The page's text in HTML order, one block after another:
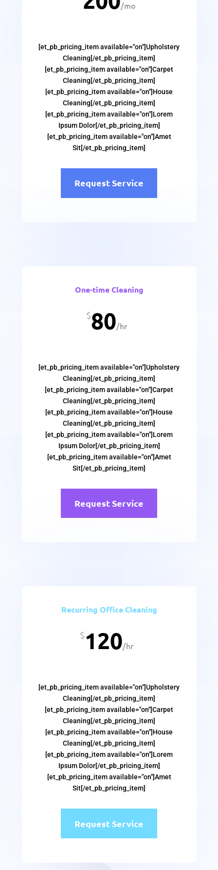
/mo
[et_pb_pricing_item available="on"]Upholstery
Cleaning[/et_pb_pricing_item]
[et_pb_pricing_item available="on"]Carpet
Cleaning[/et_pb_pricing_item]
[et_pb_pricing_item available="on"]House
Cleaning[/et_pb_pricing_item]
[et_pb_pricing_item available="on"]Lorem
Ipsum Dolor[/et_pb_pricing_item]
[et_pb_pricing_item available="on"]Amet
Sit[/et_pb_pricing_item]
Request Service
One-time Cleaning
$80/hr
[et_pb_pricing_item available="on"]Upholstery
Cleaning[/et_pb_pricing_item]
[et_pb_pricing_item available="on"]Carpet
Cleaning[/et_pb_pricing_item]
[et_pb_pricing_item available="on"]House
Cleaning[/et_pb_pricing_item]
[et_pb_pricing_item available="on"]Lorem
Ipsum Dolor[/et_pb_pricing_item]
[et_pb_pricing_item available="on"]Amet
Sit[/et_pb_pricing_item]
Request Service
Recurring Office Cleaning
$120/hr
[et_pb_pricing_item available="on"]Upholstery
Cleaning[/et_pb_pricing_item]
[et_pb_pricing_item available="on"]Carpet
Cleaning[/et_pb_pricing_item]
[et_pb_pricing_item available="on"]House
Cleaning[/et_pb_pricing_item]
[et_pb_pricing_item available="on"]Lorem
Ipsum Dolor[/et_pb_pricing_item]
[et_pb_pricing_item available="on"]Amet
Sit[/et_pb_pricing_item]
Request Service